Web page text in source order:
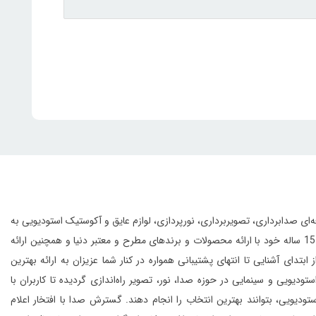
تجهیزات حرفه‌ای صدابرداری، تصویربرداری، نورپردازی، لوازم عایق و آکوستیک استودیویی به
این مجموعه با بهره‌گیری از افراد مجرب و مهندسین متخصص و به لطف تجربه‌ی 15 ساله خود با ارائه محصولات و برندهای مطرح و معتبر دنیا و همچنین ارائه
تا انتهای پشتیبانی همواره در کنار شما عزیزان به ارائه بهترین
سینمایی در حوزه صدا، نور، تصویر راه‌اندازی گردیده تا کاربران با
بتوانند بهترین انتخاب را انجام دهند. گسترش صدا با افتخار اعلام